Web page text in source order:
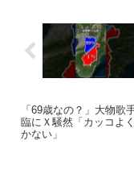
「69歳なの？」大物歌
臨にＸ騒然「カッコよ
かない」